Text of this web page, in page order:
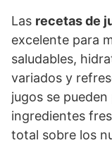
Las recetas de
excelente para
saludables,
variados y
jugos se
ingredientes
total sobre los